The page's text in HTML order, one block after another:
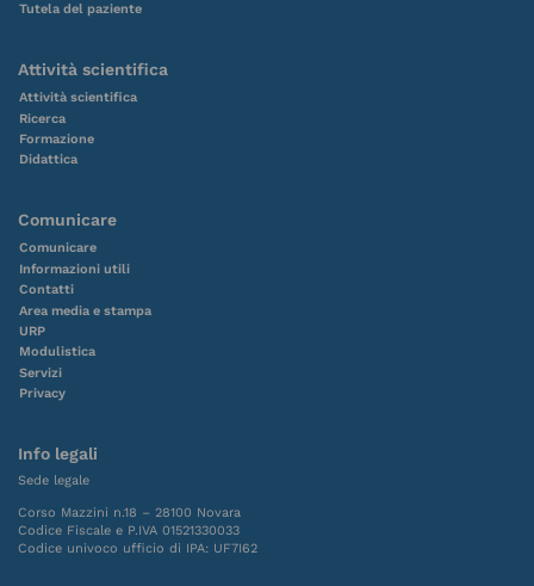
Tutela del paziente
Attività scientifica
Attività scientifica
Ricerca
Formazione
Didattica
Comunicare
Comunicare
Informazioni utili
Contatti
Area media e stampa
URP
Modulistica
Servizi
Privacy
Info legali
Sede legale
Corso Mazzini n.18 – 28100 Novara
Codice Fiscale e P.IVA 01521330033
Codice univoco ufficio di IPA: UF7I62